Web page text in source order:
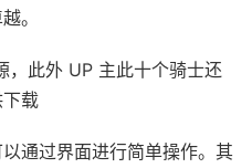
。
，此外 UP 主此十个骑士还
载
通过界面进行简单操作。其